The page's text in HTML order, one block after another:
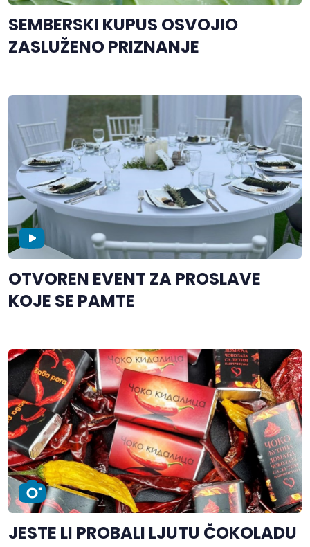
SEMBERSKI KUPUS OSVOJIO
ZASLUŽENO PRIZNANJE
OTVOREN EVENT ZA PROSLAVE
KOJE SE PAMTE
JESTE LI PROBALI LJUTU ČOKOLADU